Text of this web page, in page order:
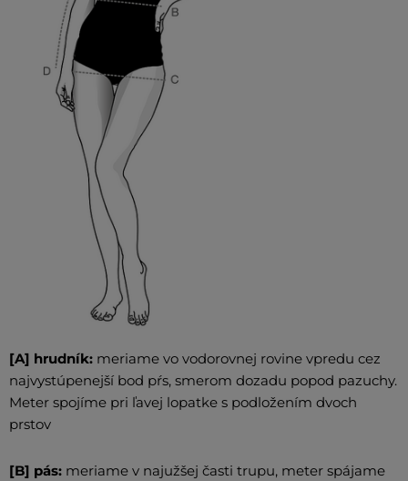
[A] hrudník: meriame vo vodorovnej rovine vpredu cez
najvystúpenejší bod pŕs, smerom dozadu popod pazuchy.
Meter spojíme pri ľavej lopatke s podložením dvoch
prstov
[B] pás: meriame v najužšej časti trupu, meter spájame